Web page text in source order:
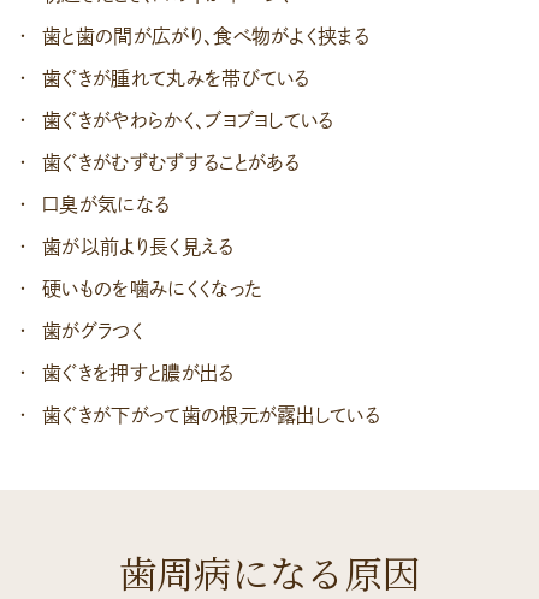
歯と歯の間が広がり、食べ物がよく挟まる
歯ぐきが腫れて丸みを帯びている
歯ぐきがやわらかく、ブヨブヨしている
歯ぐきがむずむずすることがある
口臭が気になる
歯が以前より長く見える
硬いものを噛みにくくなった
歯がグラつく
歯ぐきを押すと膿が出る
歯ぐきが下がって歯の根元が露出している
歯周病になる原因